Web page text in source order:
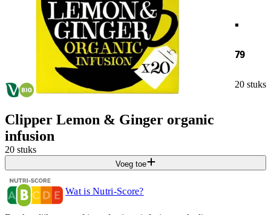
.
79
20 stuks
Clipper Lemon & Ginger organic
infusion
20 stuks
Voeg toe
Wat is Nutri-Score?